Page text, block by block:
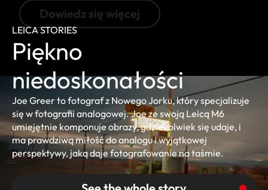
Dowiedz się więcej
LEICA STORIES
Piękno
niedoskonałości
Joe Greer to fotograf z Nowego Jorku, który specjalizuje
się w fotografii analogowej. Joe ze swoją Leicą M6
umiejętnie komponuje obrazy, gdziekolwiek się udaje, i
ma prawdziwą miłość do analogu i wyjątkowej
perspektywy, jaką daje fotografowanie na taśmie.